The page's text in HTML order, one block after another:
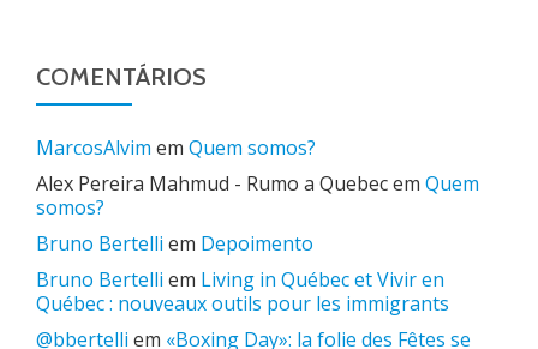
COMENTÁRIOS
MarcosAlvim em Quem somos?
Alex Pereira Mahmud - Rumo a Quebecem Quem
somos?
Bruno Bertelli em Depoimento
Bruno Bertelli em Living in Québec et Vivir en
Québec : nouveaux outils pour les immigrants
@bbertelli em «Boxing Day»: la folie des Fêtes se